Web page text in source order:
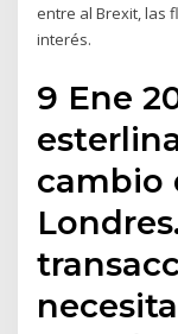
entre al Brexit, las
interés.
9 Ene
cambio